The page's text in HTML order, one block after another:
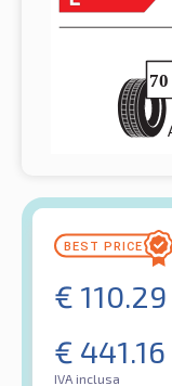
€ 110.29
€ 441.16
IVA inclusa